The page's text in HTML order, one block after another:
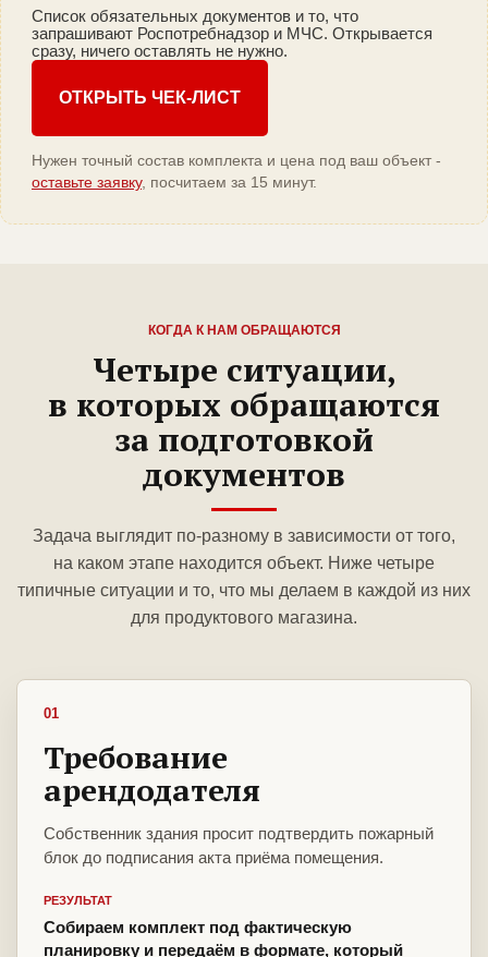
Список обязательных документов и то, что
запрашивают Роспотребнадзор и МЧС. Открывается
сразу, ничего оставлять не нужно.
ОТКРЫТЬ ЧЕК-ЛИСТ
Нужен точный состав комплекта и цена под ваш объект -
оставьте заявку, посчитаем за 15 минут.
КОГДА К НАМ ОБРАЩАЮТСЯ
Четыре ситуации,
в которых обращаются
за подготовкой
документов
Задача выглядит по-разному в зависимости от того,
на каком этапе находится объект. Ниже четыре
типичные ситуации и то, что мы делаем в каждой из них
для продуктового магазина.
01
Требование
арендодателя
Собственник здания просит подтвердить пожарный
блок до подписания акта приёма помещения.
РЕЗУЛЬТАТ
Собираем комплект под фактическую
планировку и передаём в формате, который